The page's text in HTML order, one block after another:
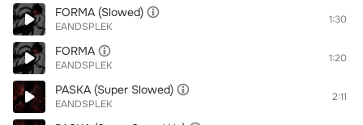
FORMA (Slowed)
EANDSPLEK
1:30
FORMA
EANDSPLEK
1:20
PASKA (Super Slowed)
EANDSPLEK
2:11